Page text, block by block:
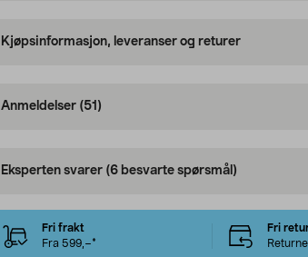
Kjøpsinformasjon, leveranser og returer
Anmeldelser (51)
Eksperten svarer (6 besvarte spørsmål)
Fri frakt
Fra 599,–*
Fri